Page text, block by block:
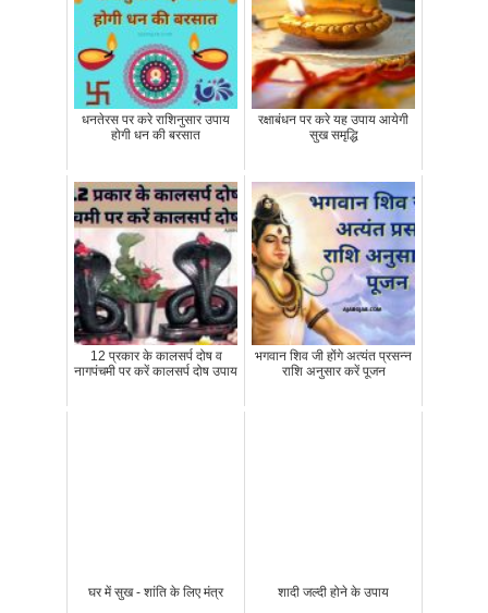
धनतेरस पर करे राशिनुसार उपाय
होगी धन की बरसात
रक्षाबंधन पर करे यह उपाय आयेगी
सुख समृद्धि
12 प्रकार के कालसर्प दोष व
नागपंचमी पर करें कालसर्प दोष उपाय
भगवान शिव जी होंगे अत्‍यंत प्रसन्‍न
राशि अनुसार करें पूजन
घर में सुख - शांति के लिए मंत्र शादी जल्दी होने के उपाय